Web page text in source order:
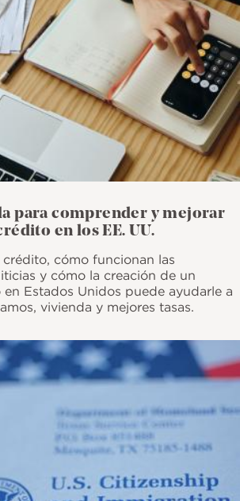
para comprender y mejorar
en los EE. UU.
cómo funcionan las
y cómo la creación de un
Estados Unidos puede ayudarle a
vivienda y mejores tasas.